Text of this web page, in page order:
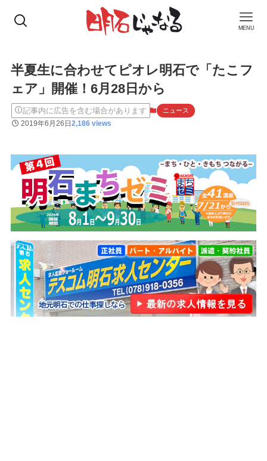
MENU
半夏生に合わせてピオレ明石で「たこフ
ェア」開催！6月28日から
記事内に広告を含む場合があります ニュース
2019年6月26日2,186 views